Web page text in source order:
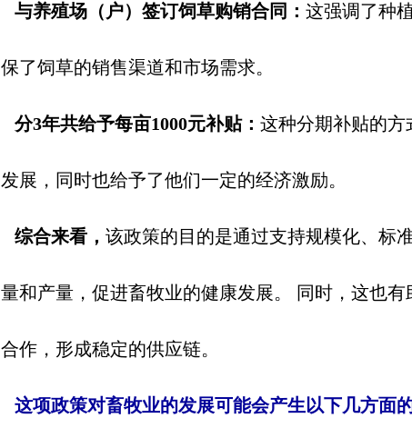
与养殖场（户）签订饲草购销合同： 这强调了种
保了饲草的销售渠道和市场需求。
分3年共给予每亩1000元补贴： 这种分期补贴的
发展，同时也给予了他们一定的经济激励。
综合来看， 该政策的目的是通过支持规模化、标
量和产量，促进畜牧业的健康发展。 同时，这也
合作，形成稳定的供应链。
这项政策对畜牧业的发展可能会产生以下几方面